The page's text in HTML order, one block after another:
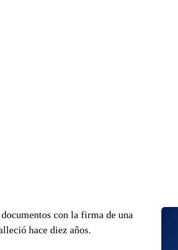
con la firma de una
hace diez años.